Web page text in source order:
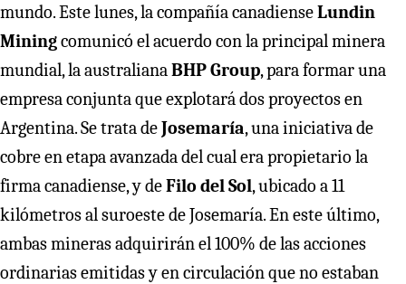
mundo. Este lunes, la compañía canadienseLundin
Miningcomunicó el acuerdo con la principal minera
mundial, la australianaBHP Group, para formar una
empresa conjunta que explotará dos proyectos en
Argentina. Se trata deJosemaría, una iniciativa de
cobre en etapa avanzada del cual era propietario la
firma canadiense, y deFilo del Sol, ubicado a 11
kilómetros al suroeste de Josemaría. En este último,
ambas mineras adquirirán el 100% de las acciones
ordinarias emitidas y en circulación que no estaban